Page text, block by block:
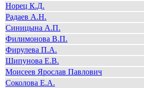
Норец К.Д.
Радаев А.Н.
Синицына А.П.
Филимонова В.П.
Фирулева П.А.
Шипунова Е.В.
Моисеев Ярослав Павлович
Соколова Е.А.